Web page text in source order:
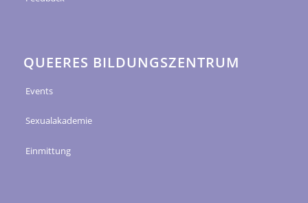
QUEERES BILDUNGSZENTRUM
Events
Sexualakademie
Einmittung